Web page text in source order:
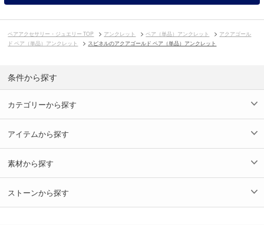
ペアアクセサリー・ジュエリー TOP アンクレット ペア（単品）アンクレット
アクアゴール
ド ペア（単品）アンクレット
スピネルのアクアゴールド ペア（単品）アンクレット
条件から探す
カテゴリーから探す
アイテムから探す
素材から探す
ストーンから探す